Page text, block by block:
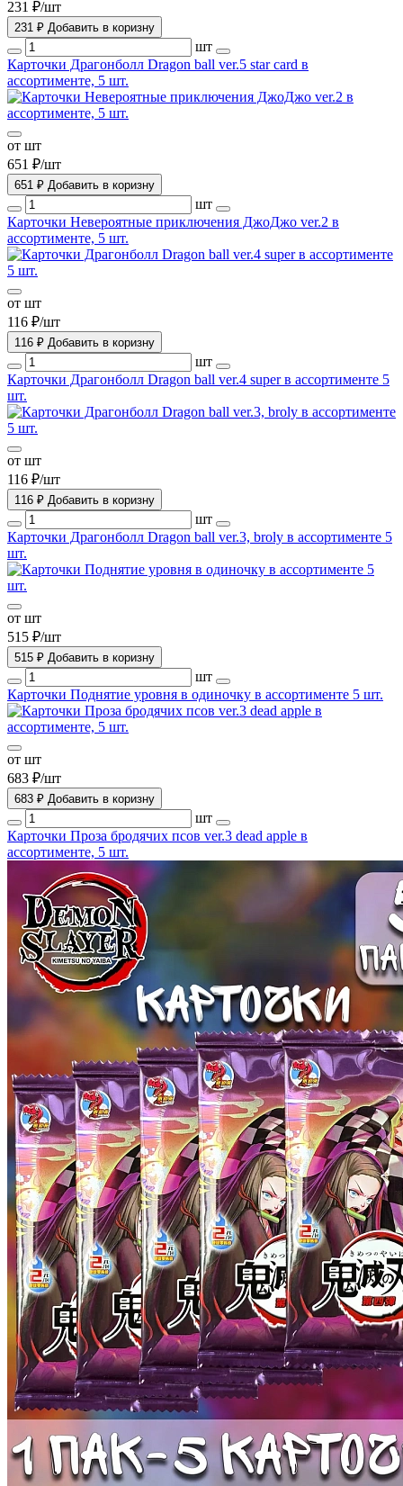
231 ₽/шт
231 ₽ Добавить в коризну
шт
Карточки Драгонболл Dragon ball ver.5 star card в
ассортименте, 5 шт.
от шт
651 ₽/шт
651 ₽ Добавить в коризну
шт
Карточки Невероятные приключения ДжоДжо ver.2 в
ассортименте, 5 шт.
от шт
116 ₽/шт
116 ₽ Добавить в коризну
шт
Карточки Драгонболл Dragon ball ver.4 super в ассортименте 5
шт.
от шт
116 ₽/шт
116 ₽ Добавить в коризну
шт
Карточки Драгонболл Dragon ball ver.3, broly в ассортименте 5
шт.
от шт
515 ₽/шт
515 ₽ Добавить в коризну
шт
Карточки Поднятие уровня в одиночку в ассортименте 5 шт.
от шт
683 ₽/шт
683 ₽ Добавить в коризну
шт
Карточки Проза бродячих псов ver.3 dead apple в
ассортименте, 5 шт.